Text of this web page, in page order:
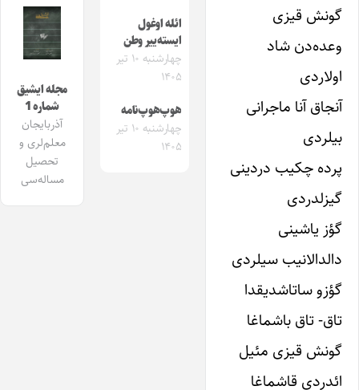
گونش قیزی
وعده‌دن شاد
اولاردی
آنجاق آنا ماجرانی
بیلردی
پرده چکیب دردینی
گیزلدردی
گؤز یاشینی
دالدالانیب سیلردی
گؤزو ساتاشدیقدا
تاق- تاق باشماغا
گونش قیزی مئیل
ائدردی قاشماغا
ائله اوغول
ایسته‌ییر وطن
چهارشنبه ۱۰ تیر
۱۴۰۵
هوپ‌هوپ‌نامه
چهارشنبه ۱۰ تیر
۱۴۰۵
مجله ایشیق
شماره 1
آذربایجان
معلم‌لری و
تحصیل
مساله‌سی